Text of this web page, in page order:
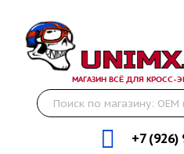
МАГАЗИН ВСЁ ДЛЯ КРОСС-
+7 (926)